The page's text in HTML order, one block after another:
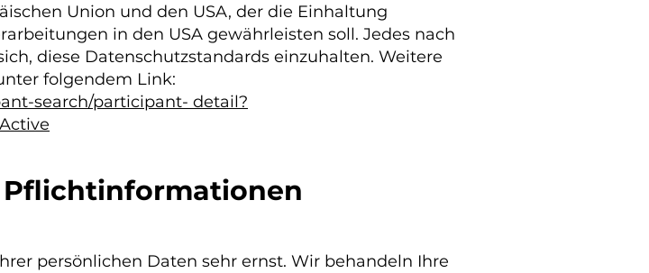
Union und den USA, der die Einhaltung
in den USA gewährleisten soll. Jedes nach
diese Datenschutzstandards einzuhalten. Weitere
folgendem Link:
search/participant- detail?
Pflichtinformationen
persönlichen Daten sehr ernst. Wir behandeln Ihre